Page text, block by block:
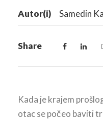
Autor(i)
Samedin
Share
Kada je krajem
otac se počeo baviti